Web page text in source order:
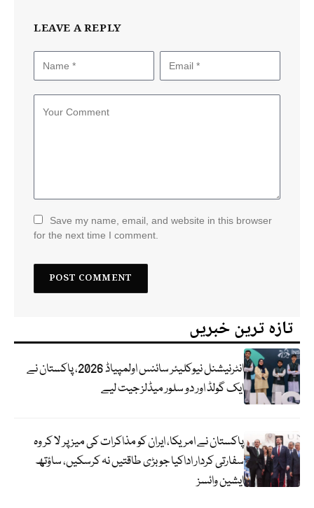
LEAVE A REPLY
Save my name, email, and website in this browser
for the next time I comment.
تازہ ترین خبریں
انٹرنیشنل نیوکلیئر سائنس اولمپیاڈ 2026، پاکستان نے
ایک گولڈ اور دو سلور میڈلز جیت لیے
پاکستان نے امریکا، ایران کو مذاکرات کی میز پر لا کر وہ
سفارتی کردار اداکیا جو بڑی طاقتیں نہ کرسکیں، ساؤتھ
ایشین وائسز